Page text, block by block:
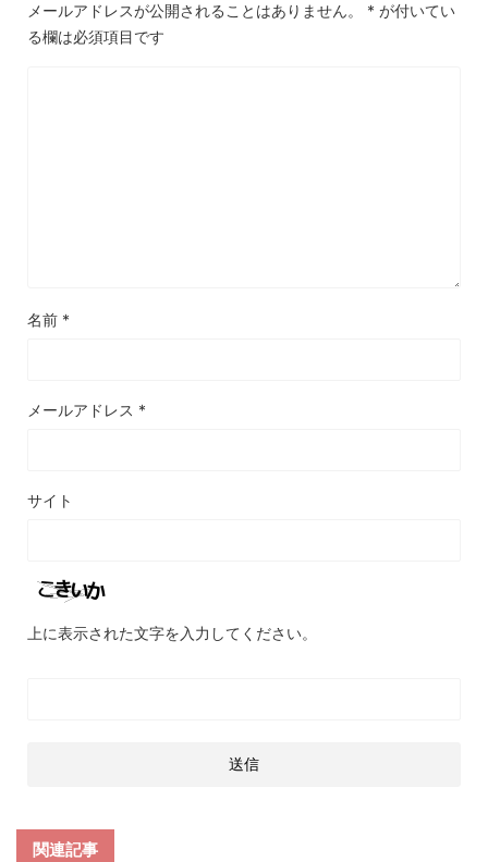
メールアドレスが公開されることはありません。 * が付いてい
る欄は必須項目です
名前 *
メールアドレス *
サイト
上に表示された文字を入力してください。
関連記事